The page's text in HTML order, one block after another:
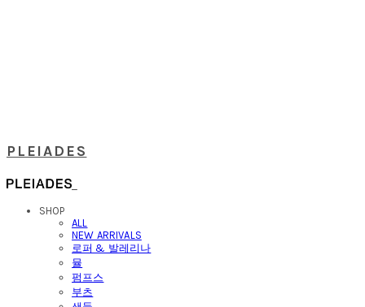
PLEIADES
SHOP
ALL
NEW ARRIVALS
로퍼 & 발레리나
뮬
펌프스
부츠